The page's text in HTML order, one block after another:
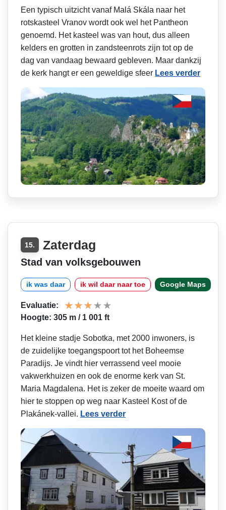
Een typisch uitzicht vanaf Malá Skála naar het
rotskasteel Vranov wordt ook wel het Pantheon
genoemd. Het kasteel was van hout, dus alleen
kelders en grotten in zandsteenrots zijn tot op de
dag van vandaag bewaard gebleven. Maar dankzij
de kerk hangt er een geweldige sfeer Lees verder
15. Zaterdag
Stad van volksgebouwen
ik was daar ik wil daar naar toe Google Maps
Evaluatie:
Hoogte: 305 m / 1 001 ft
Het kleine stadje Sobotka, met 2000 inwoners, is
de zuidelijke toegangspoort tot het Boheemse
Paradijs. Je vindt hier verrassend veel mooie
vakwerkhuizen en ook de enorme kerk van St.
Maria Magdalena. Het is zeker de moeite waard om
hier te stoppen op weg naar Kasteel Kost of de
Plakánek-vallei. Lees verder